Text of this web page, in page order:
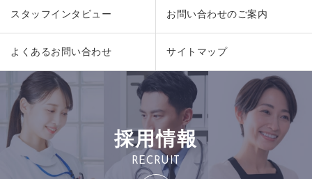
スタッフインタビュー お問い合わせのご案内
よくあるお問い合わせ サイトマップ
採用情報
RECRUIT